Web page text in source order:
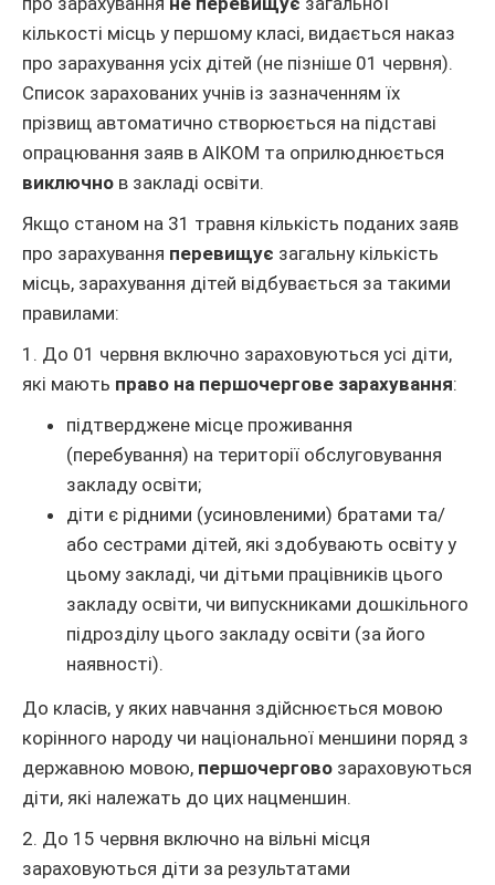
кількості місць у першому класі, видається наказ
про зарахування усіх дітей (не пізніше 01 червня).
Список зарахованих учнів із зазначенням їх
прізвищ автоматично створюється на підставі
опрацювання заяв в АІКОМ та оприлюднюється
виключно в закладі освіти.
Якщо станом на 31 травня кількість поданих заяв
про зарахування перевищує загальну кількість
місць, зарахування дітей відбувається за такими
правилами:
1. До 01 червня включно зараховуються усі діти,
які мають право на першочергове зарахування:
підтверджене місце проживання
(перебування) на території обслуговування
закладу освіти;
діти є рідними (усиновленими) братами та/
або сестрами дітей, які здобувають освіту у
цьому закладі, чи дітьми працівників цього
закладу освіти, чи випускниками дошкільного
підрозділу цього закладу освіти (за його
наявності).
До класів, у яких навчання здійснюється мовою
корінного народу чи національної меншини поряд з
державною мовою, першочергово зараховуються
діти, які належать до цих нацменшин.
2. До 15 червня включно на вільні місця
зараховуються діти за результатами